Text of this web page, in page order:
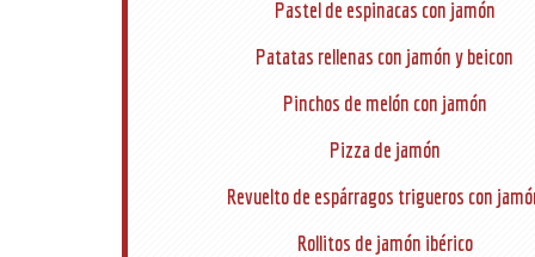
Pastel de espinacas con jamón
Patatas rellenas con jamón y beicon
Pinchos de melón con jamón
Pizza de jamón
Revuelto de espárragos trigueros con
Rollitos de jamón ibérico